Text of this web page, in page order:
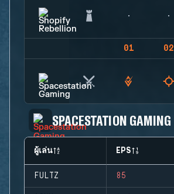
01 02
SPACESTATION GAMING
ผู้เล่น EPS
FULTZ 85